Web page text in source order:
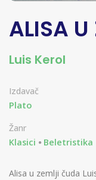
ALISA
Luis Kerol
Izdavač
Plato
Žanr
Klasici
Beletristika
Alisa u zemlji čuda